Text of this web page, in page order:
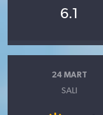
6.1
24 MART
SALI